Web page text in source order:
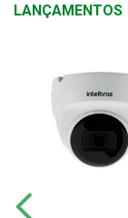
LANÇAMENTOS